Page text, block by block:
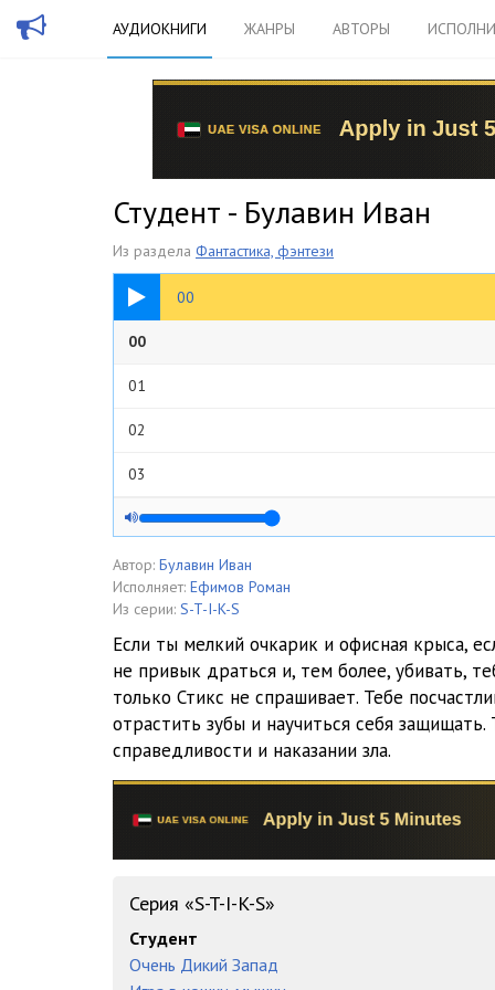
АУДИОКНИГИ ЖАНРЫ АВТОРЫ
Студент - Булавин Иван
Из раздела Фантастика, фэнтези
00
18:46
00
01
02
03
04
05
06
07
08
09
10
11
13
14
Автор: Булавин Иван
Исполняет: Ефимов Роман
Из серии: S-T-I-K-S
Если ты мелкий очкарик и офисная крыса,
не привык драться и, тем более, убивать,
только Стикс не спрашивает. Тебе
отрастить зубы и научиться себя
справедливости и наказании зла.
Серия «S-T-I-K-S»
Студент
Очень Дикий Запад